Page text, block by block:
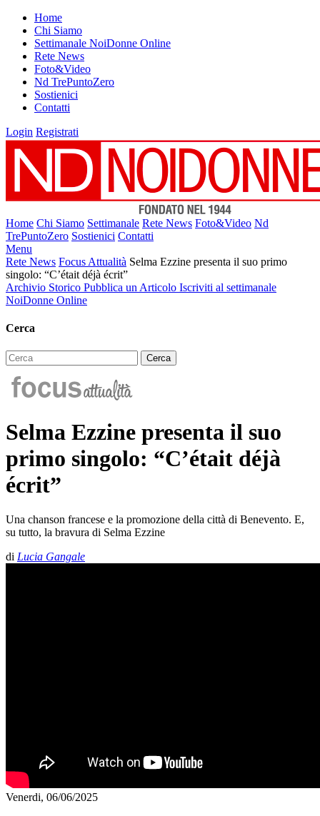
Home
Chi Siamo
Settimanale NoiDonne Online
Rete News
Foto&Video
Nd TrePuntoZero
Sostienici
Contatti
Login Registrati
Home Chi Siamo Settimanale Rete News Foto&Video Nd
TrePuntoZero Sostienici Contatti
Menu
Rete News Focus Attualità Selma Ezzine presenta il suo primo
singolo: “C’était déjà écrit”
Archivio Storico Pubblica un Articolo Iscriviti al settimanale
NoiDonne Online
Cerca
Selma Ezzine presenta il suo
primo singolo: “C’était déjà
écrit”
Una chanson francese e la promozione della città di Benevento. E,
su tutto, la bravura di Selma Ezzine
di Lucia Gangale
Venerdi, 06/06/2025